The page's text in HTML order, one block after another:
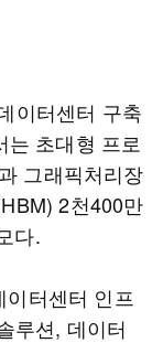
이터센터 구축
초대형 프로
그래픽처리장
2천400만
다.
터센터 인프
루션, 데이터